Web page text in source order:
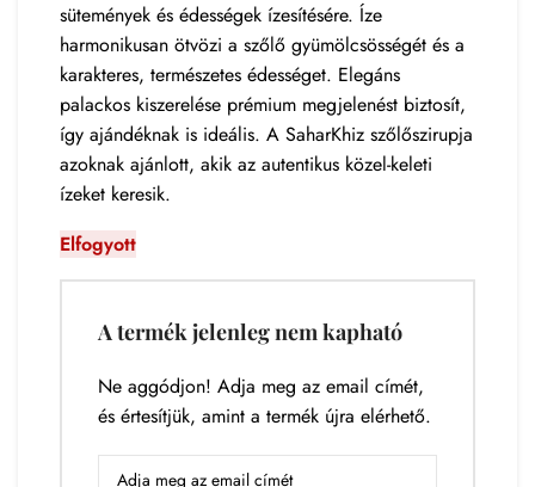
sütemények és édességek ízesítésére. Íze
harmonikusan ötvözi a szőlő gyümölcsösségét és a
karakteres, természetes édességet. Elegáns
palackos kiszerelése prémium megjelenést biztosít,
így ajándéknak is ideális. A SaharKhiz szőlőszirupja
azoknak ajánlott, akik az autentikus közel-keleti
ízeket keresik.
Elfogyott
A termék jelenleg nem kapható
Ne aggódjon! Adja meg az email címét,
és értesítjük, amint a termék újra elérhető.